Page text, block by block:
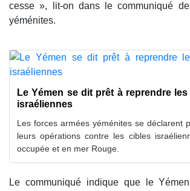
cesse », lit-on dans le communiqué
yéménites.
Le Yémen se dit prêt à reprendre
israéliennes
Les forces armées yéménites se déclarent
leurs opérations contre les cibles
occupée et en mer Rouge.
Le communiqué indique que le